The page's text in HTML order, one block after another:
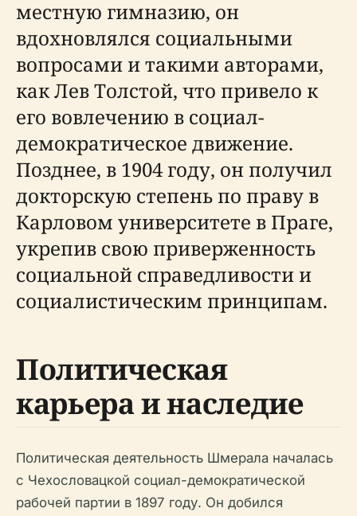
местную гимназию, он
вдохновлялся социальными
вопросами и такими авторами,
как Лев Толстой, что привело к
его вовлечению в социал-
демократическое движение.
Позднее, в 1904 году, он получил
докторскую степень по праву в
Карловом университете в Праге,
укрепив свою приверженность
социальной справедливости и
социалистическим принципам.
Политическая
карьера и наследие
Политическая деятельность Шмерала началась
с Чехословацкой социал-демократической
рабочей партии в 1897 году. Он добился